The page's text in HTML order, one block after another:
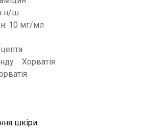
н/ш
10 мг/мл
Хорватія
шкіри